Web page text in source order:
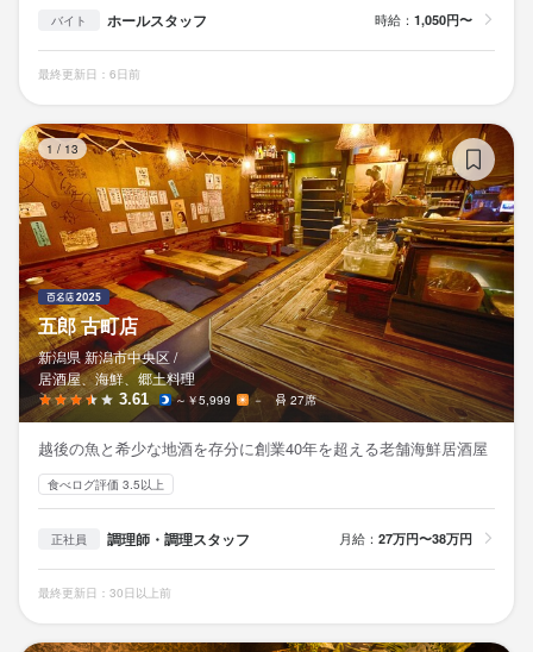
バイト ホールスタッフ 時給： 1,050円〜
最終更新日：6日前
1 / 13
五郎 古町店
新潟県 新潟市中央区 /
居酒屋、海鮮、郷土料理
3.61 ～￥5,999 － 27席
越後の魚と希少な地酒を存分に創業40年を超える老舗海鮮居酒屋
食べログ評価 3.5以上
正社員 調理師・調理スタッフ 月給： 27万円〜38万円
最終更新日：30日以上前